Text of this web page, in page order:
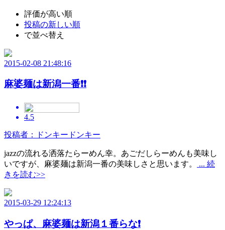
評価が高い順
投稿の新しい順
で並べ替え
2015-02-08 21:48:16
麻婆麺は新潟一番❗❗
4.5
投稿者：ドンキードンキー
jazzの流れる洒落たらーめん幸。あごだしらーめんも美味し
いですが、麻婆麺は新潟一番の美味しさと思います。
... 続
きを読む>>
2015-03-29 12:24:13
やっぱ、麻婆麺は新潟１番らな❗